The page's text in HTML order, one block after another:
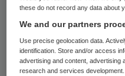
Jacqueline Bomhof
insteek is hierin een
these do not record any data about
We and our partners
Use precise geolocation data.
identification. Store and/or access
advertising and content, advertising
research and services development.